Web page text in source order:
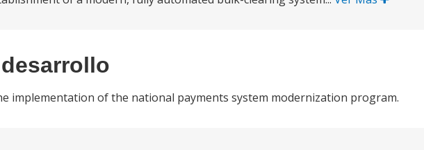
implementation of the national payments system modernization program.